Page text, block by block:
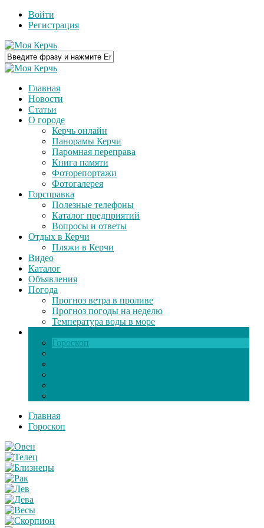
Войти
Регистрация
Главная
Новости
Статьи
О городе
Керчь онлайн
Панорамы Керчи
Паромная переправа
Книга памяти
Фоторепортажи
Фотогалерея
Горсправка
Полезные телефоны
Каталог предприятий
Вопросы и ответы
Отдых в Керчи
Пляжи в Керчи
Видео
Каталог
Объявления
Погода
Прогноз ветра в проливе
Прогноз погоды на неделю
Температура воды в море
Гороскоп
Главная
Гороскоп